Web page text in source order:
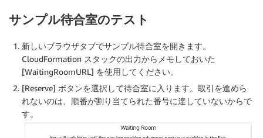
サンプル待合室のテスト
新しいブラウザタブでサンプル待合室を開きます。
CloudFormation スタックの出力からメモしておいた
[WaitingRoomURL] を使用してください。
[Reserve] ボタンを選択して待合室に入ります。取引を進めら
れないのは、順番が割り当てられた番号に達していないからで
す。